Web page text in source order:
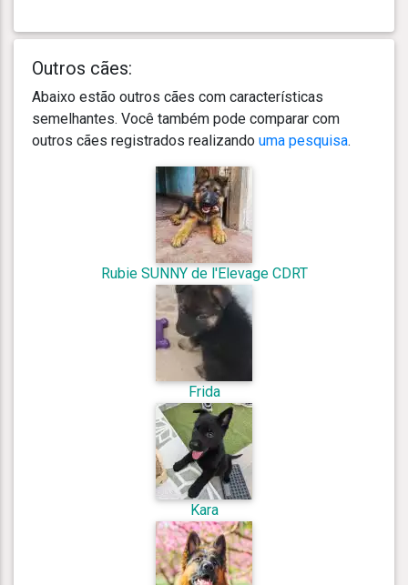
Outros cães:
Abaixo estão outros cães com características
semelhantes. Você também pode comparar com
outros cães registrados realizando uma pesquisa.
Rubie SUNNY de l'Elevage CDRT
Frida
Kara